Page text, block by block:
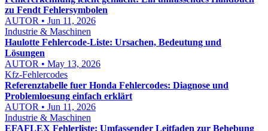
zu Fendt Fehlersymbolen
AUTOR • Jun 11, 2026
Industrie & Maschinen
Haulotte Fehlercode-Liste: Ursachen, Bedeutung und
Lösungen
AUTOR • May 13, 2026
Kfz-Fehlercodes
Referenztabelle fuer Honda Fehlercodes: Diagnose und
Problemloesung einfach erklärt
AUTOR • Jun 11, 2026
Industrie & Maschinen
EFAFLEX Fehlerliste: Umfassender Leitfaden zur Behebung